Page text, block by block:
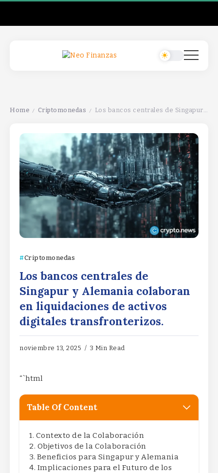
Home / Criptomonedas / Los bancos centrales de Singapur y Alemania colaboran en liquidaciones de activos digitales transfronterizos.
Criptomonedas
Los bancos centrales de
Singapur y Alemania colaboran
en liquidaciones de activos
digitales transfronterizos.
noviembre 13, 2025 3 Min Read
“`html
Table Of Content
Contexto de la Colaboración
Objetivos de la Colaboración
Beneficios para Singapur y Alemania
Implicaciones para el Futuro de los